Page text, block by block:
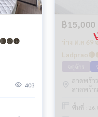
403
฿15,000
ว่าง ต.ค 69
ลาดพร้า
ลาดพร้าว
พื้นที่ :